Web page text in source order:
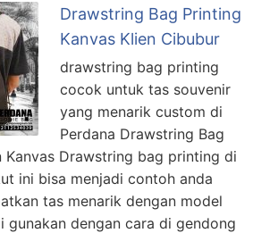
Drawstring Bag Printing
Kanvas Klien Cibubur
drawstring bag printing
cocok untuk tas souvenir
yang menarik custom di
Perdana Drawstring Bag
Kanvas Drawstring bag printing di
ini bisa menjadi contoh anda
tas menarik dengan model
gunakan dengan cara di gendong